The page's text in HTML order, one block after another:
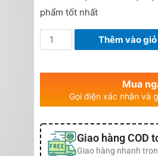
phẩm tốt nhất
Thêm vào
Mua
Gọi điện xác nhận và
Giao hàng COD
Giao hàng nhanh